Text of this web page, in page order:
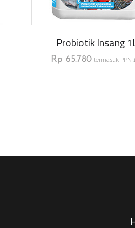
Probiotik Insang
Rp 65.780 termasuk PPN